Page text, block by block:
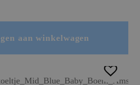
aan winkelwagen